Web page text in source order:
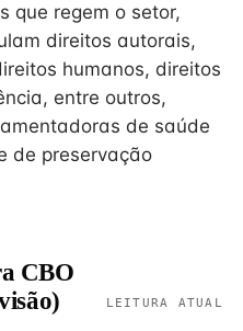
que regem o setor,
direitos autorais,
humanos, direitos
entre outros,
de saúde
de preservação
CBO
LEITURA ATUAL